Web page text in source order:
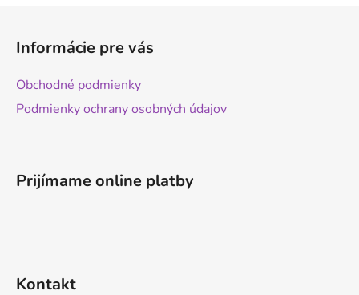
Informácie pre vás
Obchodné podmienky
Podmienky ochrany osobných údajov
Prijímame online platby
Kontakt